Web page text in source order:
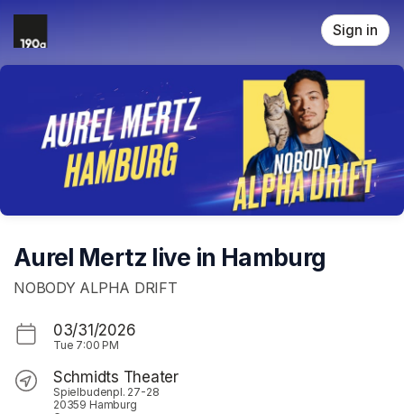
Skip header
Sign in
Aurel Mertz live in Hamburg
NOBODY ALPHA DRIFT
03/31/2026
Tue 7:00 PM
Schmidts Theater
Spielbudenpl. 27-28
20359 Hamburg